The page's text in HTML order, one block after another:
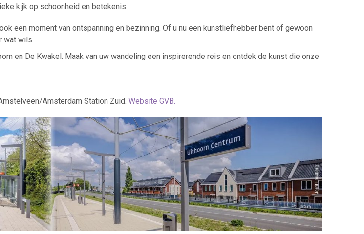
kijk op schoonheid en betekenis.
een moment van ontspanning en bezinning. Of u nu een kunstliefhebber bent of gewoon
wat wils.
en De Kwakel. Maak van uw wandeling een inspirerende reis en ontdek de kunst die onze
Amsterdam Station Zuid. Website GVB.